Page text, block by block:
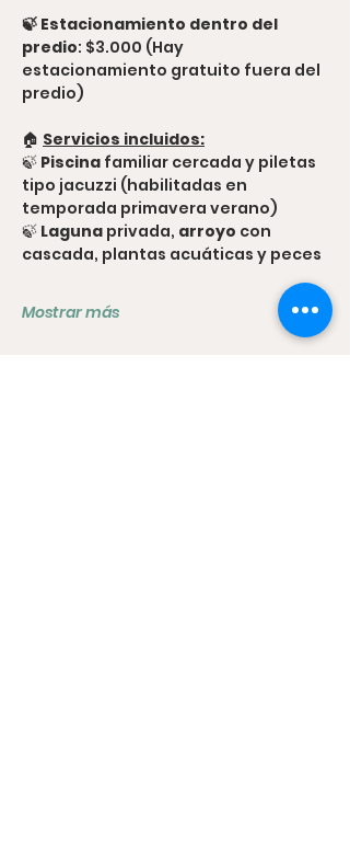
🍃 Estacionamiento dentro del
predio: $3.000 (Hay
estacionamiento gratuito fuera del
predio)
🏠 Servicios incluidos:
🍃 Piscina familiar cercada y piletas
tipo jacuzzi (habilitadas en
temporada primavera verano)
🍃 Laguna privada, arroyo con
cascada, plantas acuáticas y peces
Mostrar más